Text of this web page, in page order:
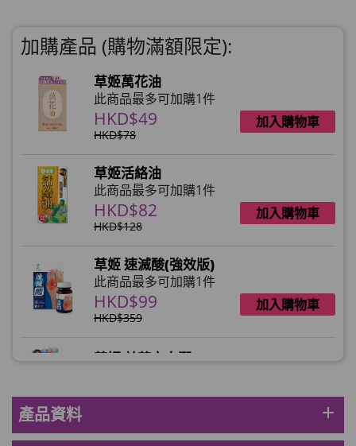
加購產品 (購物滿額限定):
草姬萬花油
此商品最多可加購1件
HKD$49
HKD$78
加入購物車
草姬活絡油
此商品最多可加購1件
HKD$82
HKD$128
加入購物車
草姬 速滅酸(強效版)
此商品最多可加購1件
HKD$99
HKD$359
加入購物車
草姬 益菌之白潤
HKD$99 加入購物車
草姬 調經緊緻寶(27年2月到期)
產品資料 add